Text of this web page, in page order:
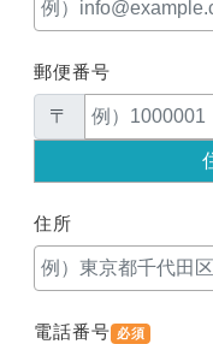
郵便番号
〒
住所
電話番号 必須